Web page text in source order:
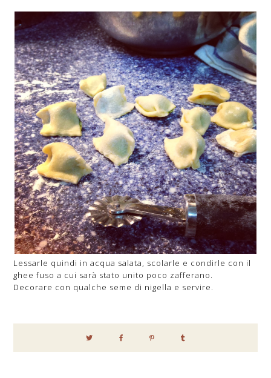
Lessarle quindi in acqua salata, scolarle e condirle con il
ghee fuso a cui sarà stato unito poco zafferano.
Decorare con qualche seme di nigella e servire.